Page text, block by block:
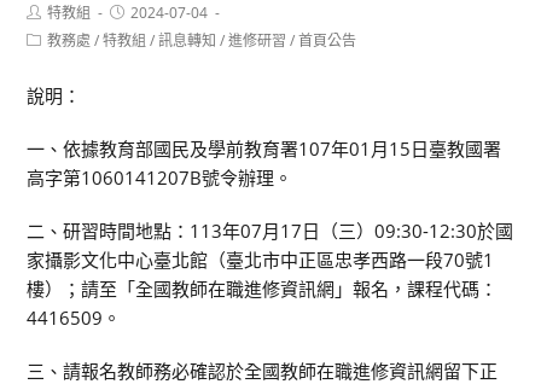
Post
author:
特教組
Post
published:
2024-07-04
Post教務處 / 特教組 / 訊息轉知 / 進修研習 / 首頁公告
說明：
一、依據教育部國民及學前教育署107年01月15日臺教國署
高字第1060141207B號令辦理。
二、研習時間地點：113年07月17日（三）09:30-12:30於國
家攝影文化中心臺北館（臺北市中正區忠孝西路一段70號1
樓）；請至「全國教師在職進修資訊網」報名，課程代碼：
4416509。
三、請報名教師務必確認於全國教師在職進修資訊網留下正